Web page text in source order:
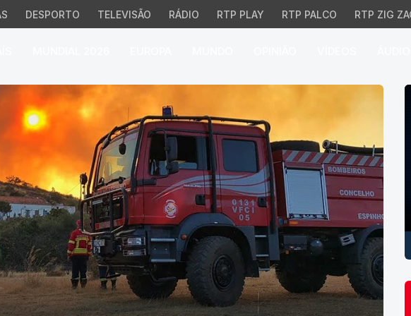
DESPORTO TELEVISÃO RÁDIO RTP PLAY RTP PALCO RTP ZIG